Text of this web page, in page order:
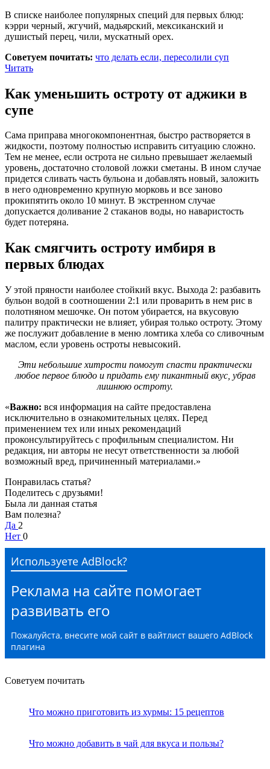
В списке наиболее популярных специй для первых блюд:
кэрри черный, жгучий, мадьярский, мексиканский и
душистый перец, чили, мускатный орех.
Советуем почитать: что делать если, пересолили суп
Читать
Как уменьшить остроту от аджики в
супе
Сама приправа многокомпонентная, быстро растворяется в
жидкости, поэтому полностью исправить ситуацию сложно.
Тем не менее, если острота не сильно превышает желаемый
уровень, достаточно столовой ложки сметаны. В ином случае
придется сливать часть бульона и добавлять новый, заложить
в него одновременно крупную морковь и все заново
прокипятить около 10 минут. В экстренном случае
допускается доливание 2 стаканов воды, но наваристость
будет потеряна.
Как смягчить остроту имбиря в
первых блюдах
У этой пряности наиболее стойкий вкус. Выхода 2: разбавить
бульон водой в соотношении 2:1 или проварить в нем рис в
полотняном мешочке. Он потом убирается, на вкусовую
палитру практически не влияет, убирая только остроту. Этому
же послужит добавление в меню ломтика хлеба со сливочным
маслом, если уровень остроты невысокий.
Эти небольшие хитрости помогут спасти практически
любое первое блюдо и придать ему пикантный вкус, убрав
лишнюю остроту.
«Важно: вся информация на сайте предоставлена
исключительно в ознакомительных целях. Перед
применением тех или иных рекомендаций
проконсультируйтесь с профильным специалистом. Ни
редакция, ни авторы не несут ответственности за любой
возможный вред, причиненный материалами.»
Понравилась статья?
Поделитесь с друзьями!
Была ли данная статья
Вам полезна?
Да 2
Нет 0
Используете AdBlock?
Реклама на сайте помогает
развивать его
Пожалуйста, внесите мой сайт в вайтлист вашего AdBlock
плагина
Советуем почитать
Что можно приготовить из хурмы: 15 рецептов
Что можно добавить в чай для вкуса и пользы?